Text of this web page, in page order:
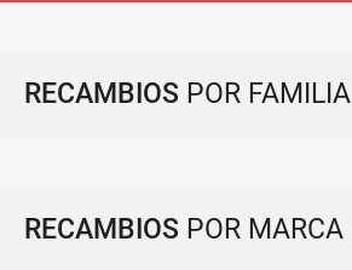
RECAMBIOS POR FAMILIA
RECAMBIOS POR MARCA